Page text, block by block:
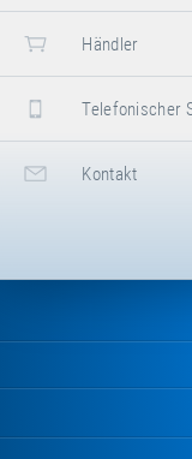
Händler
Telefonischer
Kontakt